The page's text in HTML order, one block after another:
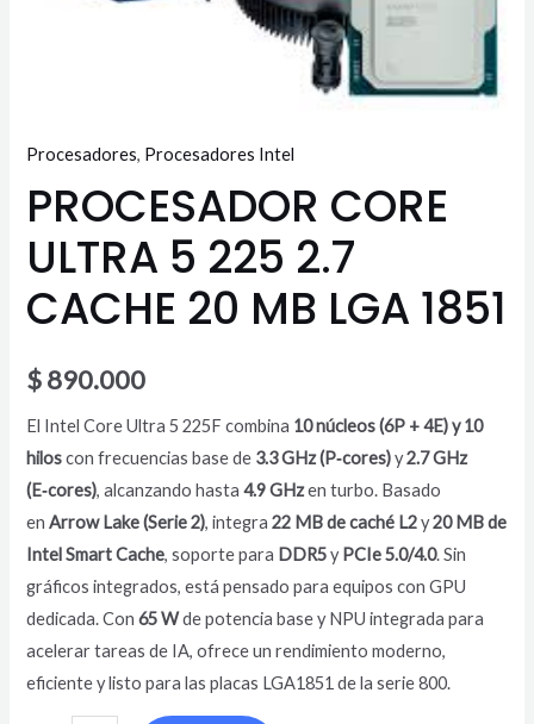
Procesadores, Procesadores Intel
PROCESADOR CORE
ULTRA 5 225 2.7
CACHE 20 MB LGA 1851
$890.000
El Intel Core Ultra 5 225F combina 10 núcleos (6P + 4E) y 10
hiloscon frecuencias base de 3.3 GHz (P‑cores)y2.7 GHz
(E‑cores), alcanzando hasta4.9 GHzen turbo. Basado
enArrow Lake (Serie 2), integra22 MB de caché L2y20 MB de
Intel Smart Cache, soporte para DDR5y PCIe 5.0/4.0. Sin
gráficos integrados, está pensado para equipos con GPU
dedicada. Con65 Wde potencia base y NPU integrada para
acelerar tareas de IA, ofrece un rendimiento moderno,
eficiente y listo para las placas LGA1851 de la serie 800.